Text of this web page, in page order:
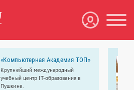
«Компьютерная Академия ТОП»
Крупнейший международный
учебный центр IT-образования в
Пушкине.